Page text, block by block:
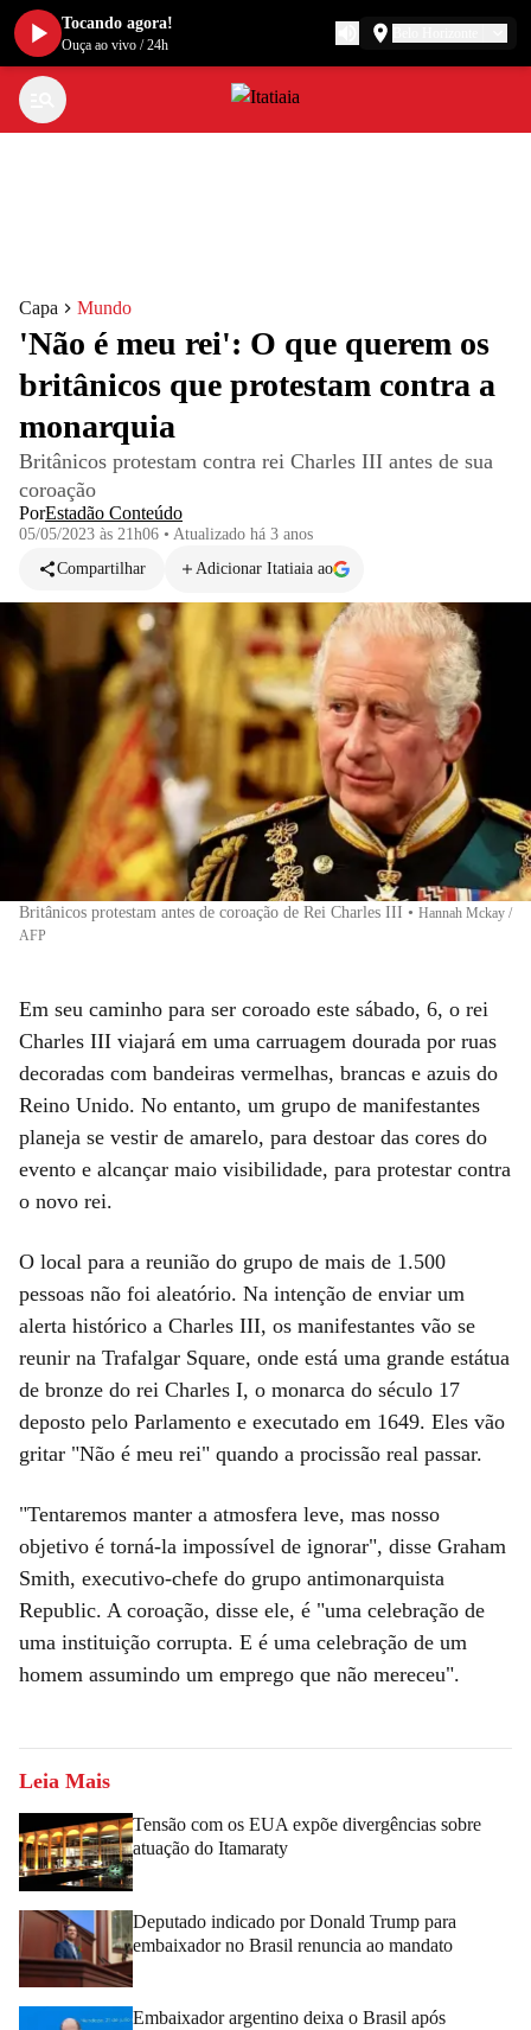
Capa Mundo
'Não é meu rei': O que querem os
britânicos que protestam contra a
monarquia
Britânicos protestam contra rei Charles III antes de sua
coroação
PorEstadão Conteúdo
05/05/2023 às 21h06 • Atualizado há 3 anos
Compartilhar
Adicionar Itatiaia ao
Britânicos protestam antes de coroação de Rei Charles III • Hannah Mckay /
AFP
Em seu caminho para ser coroado este sábado, 6, o rei
Charles III viajará em uma carruagem dourada por ruas
decoradas com bandeiras vermelhas, brancas e azuis do
Reino Unido. No entanto, um grupo de manifestantes
planeja se vestir de amarelo, para destoar das cores do
evento e alcançar maio visibilidade, para protestar contra
o novo rei.
O local para a reunião do grupo de mais de 1.500
pessoas não foi aleatório. Na intenção de enviar um
alerta histórico a Charles III, os manifestantes vão se
reunir na Trafalgar Square, onde está uma grande estátua
de bronze do rei Charles I, o monarca do século 17
deposto pelo Parlamento e executado em 1649. Eles vão
gritar "Não é meu rei" quando a procissão real passar.
"Tentaremos manter a atmosfera leve, mas nosso
objetivo é torná-la impossível de ignorar", disse Graham
Smith, executivo-chefe do grupo antimonarquista
Republic. A coroação, disse ele, é "uma celebração de
uma instituição corrupta. E é uma celebração de um
homem assumindo um emprego que não mereceu".
Leia Mais
Tensão com os EUA expõe divergências sobre
atuação do Itamaraty
Deputado indicado por Donald Trump para
embaixador no Brasil renuncia ao mandato
Embaixador argentino deixa o Brasil após
Tocando agora!
Ouça ao vivo /24h